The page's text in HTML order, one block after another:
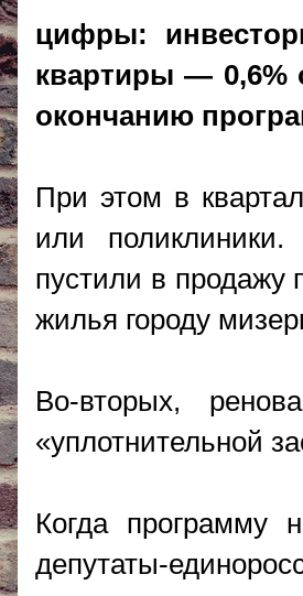
цифры:
квартиры — 0,6%
окончанию
При этом в
или
пустили в продажу
жилья городу
Во-вторых,
«уплотнительной
Когда программу
депутаты-